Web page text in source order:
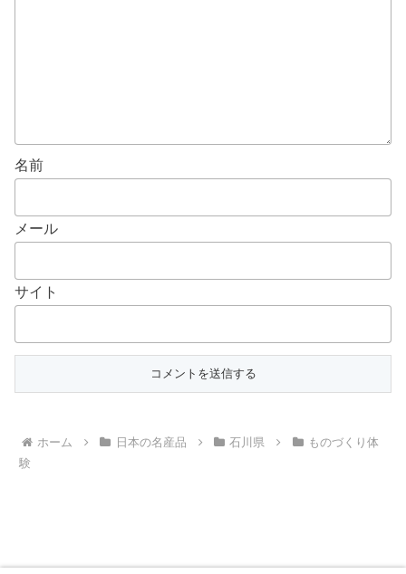
名前
メール
サイト
ホーム 日本の名産品 石川県
ものづくり体
験